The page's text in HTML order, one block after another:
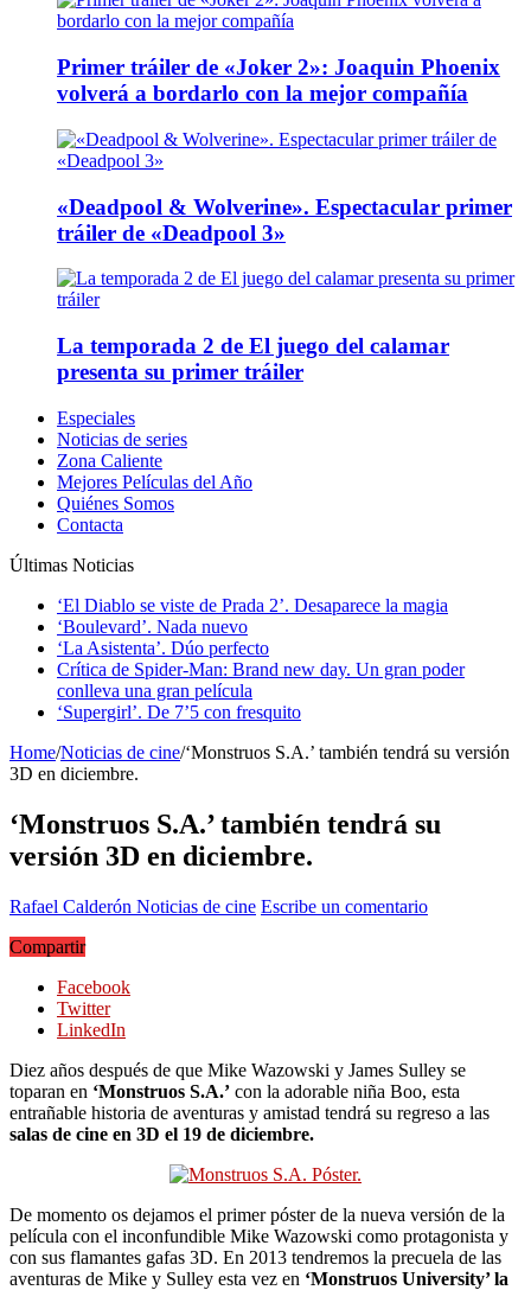
Primer tráiler de «Joker 2»: Joaquin Phoenix
volverá a bordarlo con la mejor compañía
«Deadpool & Wolverine». Espectacular primer
tráiler de «Deadpool 3»
La temporada 2 de El juego del calamar
presenta su primer tráiler
Especiales
Noticias de series
Zona Caliente
Mejores Películas del Año
Quiénes Somos
Contacta
Últimas Noticias
‘El Diablo se viste de Prada 2’. Desaparece la magia
‘Boulevard’. Nada nuevo
‘La Asistenta’. Dúo perfecto
Crítica de Spider-Man: Brand new day. Un gran poder
conlleva una gran película
‘Supergirl’. De 7’5 con fresquito
Home/Noticias de cine/‘Monstruos S.A.’ también tendrá su versión
3D en diciembre.
‘Monstruos S.A.’ también tendrá su
versión 3D en diciembre.
Rafael Calderón Noticias de cine Escribe un comentario
Compartir
Facebook
Twitter
LinkedIn
Diez años después de que Mike Wazowski y James Sulley se
toparan en ‘Monstruos S.A.’ con la adorable niña Boo, esta
entrañable historia de aventuras y amistad tendrá su regreso a las
salas de cine en 3D el 19 de diciembre.
De momento os dejamos el primer póster de la nueva versión de la
película con el inconfundible Mike Wazowski como protagonista y
con sus flamantes gafas 3D. En 2013 tendremos la precuela de las
aventuras de Mike y Sulley esta vez en ‘Monstruos University’ la